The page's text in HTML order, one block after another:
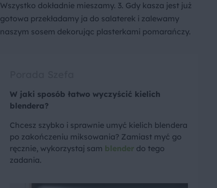
Wszystko dokładnie mieszamy. 3. Gdy kasza jest już
gotowa przekładamy ja do salaterek i zalewamy
naszym sosem dekorując plasterkami pomarańczy.
W jaki sposób łatwo wyczyścić kielich
blendera?
Chcesz szybko i sprawnie umyć kielich blendera
po zakończeniu miksowania? Zamiast myć go
ręcznie, wykorzystaj sam blender do tego
zadania.